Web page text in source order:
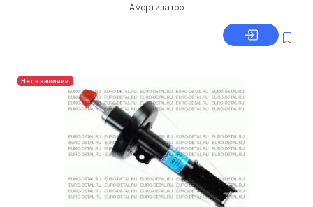
Амортизатор
Нет в наличии